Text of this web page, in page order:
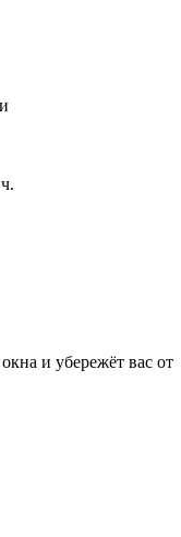
и убережёт вас от